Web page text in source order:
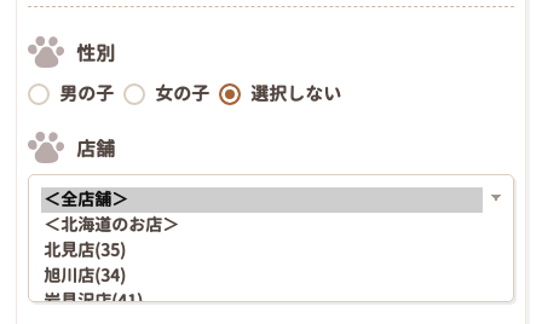
性別
男の子 女の子 選択しない
店舗